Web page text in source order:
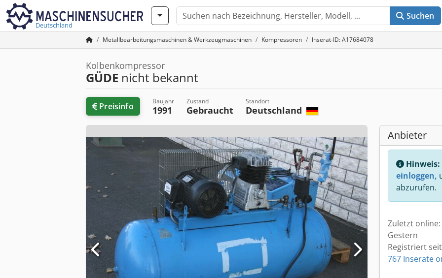
Deutschland
Suchen
Metallbearbeitungsmaschinen & Werkzeugmaschinen Kompressoren Inserat-ID: A17684078
Kolbenkompressor
GÜDE nicht bekannt
Preisinfo Baujahr
1991
Zustand
Gebraucht
Standort
Deutschland
Anbieter
Hinweis:
einloggen,
abzurufen.
Zuletzt online:
Gestern
Registriert
767 Inserate